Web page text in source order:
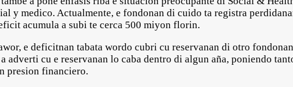
y medico. Actualmente, e fondonan di cuido ta registra
acumula a subi te cerca 500 miyon florin.
e deficitnan tabata wordo cubri cu reservanan di otro
adverti cu e reservanan lo caba dentro di algun aña, poniendo
presion financiero.